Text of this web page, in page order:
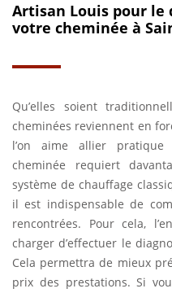
Artisan Louis pour le
votre cheminée à
Qu’elles soient
cheminées reviennent en
l’on aime allier pratique
cheminée requiert
système de chauffage
il est indispensable de
rencontrées. Pour cela,
charger d’effectuer le
Cela permettra de mieux
prix des prestations. Si